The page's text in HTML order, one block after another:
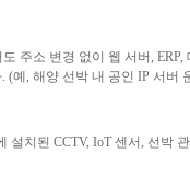
주소 변경 없이 웹 서버, ERP,
. (예 , 해양 선박 내 공인 IP 서버
설치된 CCTV, IoT 센서, 선박